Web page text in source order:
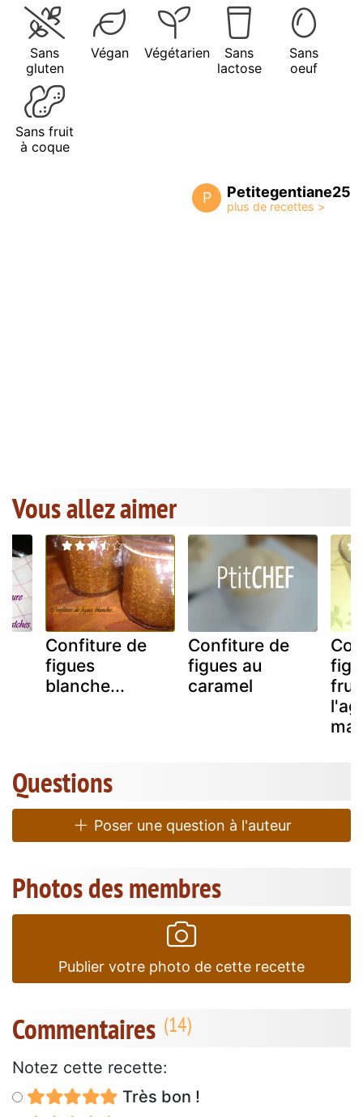
Sans
gluten
Végan Végétarien
Sans
lactose
Sans
oeuf
Sans fruit
à coque
P Petitegentiane25
Vous allez aimer
Confiture de
figues
blanche...
Confiture de
figues au
caramel
Questions
Poser une question à l'auteur
Photos des membres
Publier votre photo de cette recette
Commentaires
Notez cette recette:
Très bon !